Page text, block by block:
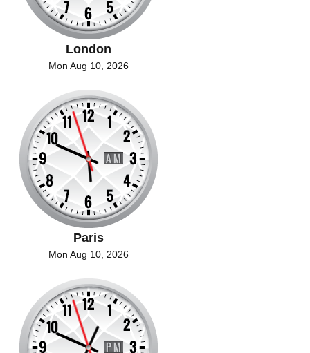
London
Mon Aug 10, 2026
Paris
Mon Aug 10, 2026